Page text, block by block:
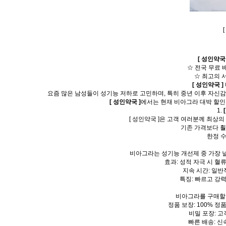
[ 성인약
☆ 전국 무료
☆ 최고의
[ 성인약국 ]
요즘 많은 남성들이 성기능 저하로 고민하며, 특히 중년 이후 자신
[ 성인약국 ]에서는 현재 비아그라 대박 할
1.
[ 성인약국 ]은 고객 여러분께 최상
기존 가격보다
한정
비아그라는 성기능 개선제 중 가장
효과: 성적 자극 시 혈
지속 시간: 일반
특징: 빠르고 강
비아그라를 구매
정품 보장: 100% 정
비밀 포장: 고
빠른 배송: 신